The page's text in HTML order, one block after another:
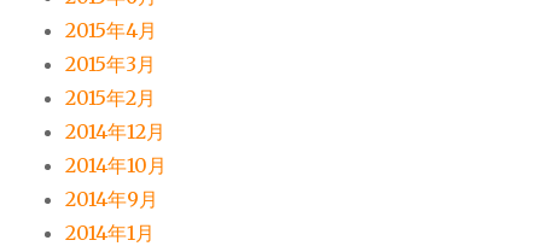
2015年4月
2015年3月
2015年2月
2014年12月
2014年10月
2014年9月
2014年1月